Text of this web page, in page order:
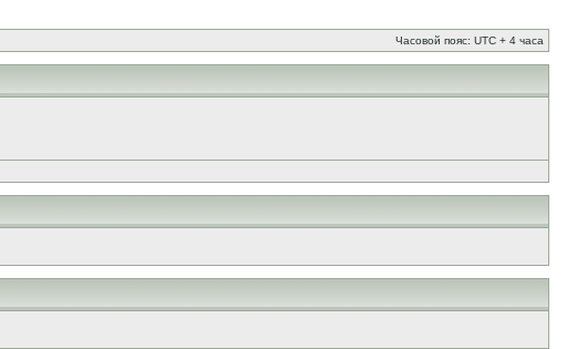
Часовой пояс: UTC + 4 часа